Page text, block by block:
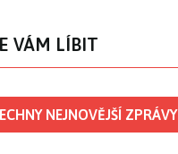
VÁM LÍBIT
NEJNOVĚJŠÍ ZPRÁVY